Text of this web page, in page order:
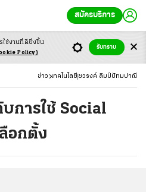
สมัครบริการ
ข่าว เทคโนโลยี ชวรงค์ ลิมป์ปัทมปาณี
การใช้ Social
อกตั้ง
ใช้งานที่ดียิ่งขึ้น
Policy)
รับทราบ